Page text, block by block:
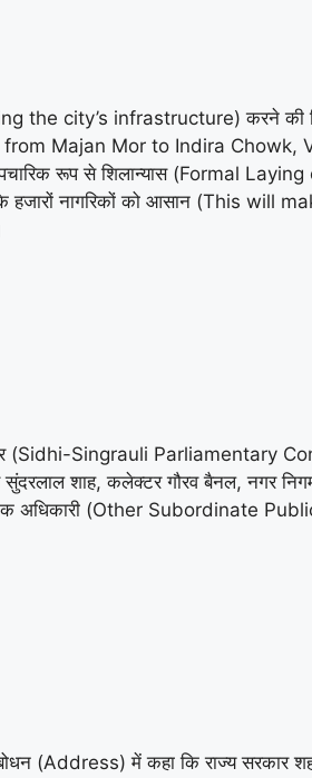
the city’s infrastructure) करने की
from Majan Mor to Indira
रूप से शिलान्यास (Formal
के हजारों नागरिकों को आसान (This
(Sidhi-Singrauli Parliamentary
शाह, कलेक्टर गौरव बैनल, नगर
(Other Subordinate Public
(Address) में कहा कि राज्य सरकार